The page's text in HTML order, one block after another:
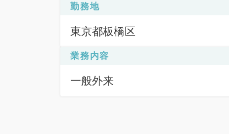
勤務地
東京都板橋区
業務内容
一般外来